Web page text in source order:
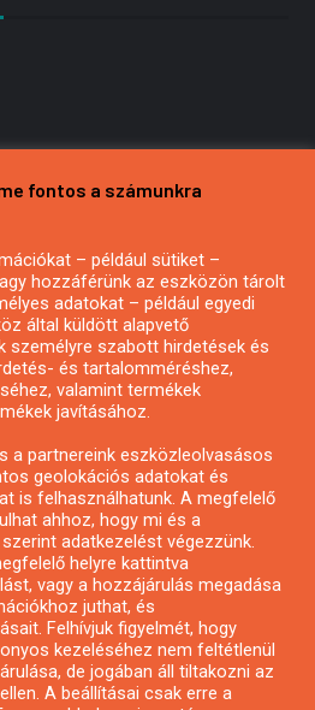
vagy hírlevél
fontos a számunkra
– például sütiket –
hozzáférünk az eszközön tárolt
adatokat – például egyedi
által küldött alapvető
személyre szabott hirdetések és
és tartalomméréshez,
valamint termékek
javításához.
a partnereink eszközleolvasásos
geolokációs adatokat és
is felhasználhatunk. A megfelelő
ahhoz, hogy mi és a
adatkezelést végezzünk.
helyre kattintva
vagy a hozzájárulás megadása
juthat, és
Felhívjuk figyelmét, hogy
kezeléséhez nem feltétlenül
de jogában áll tiltakozni az
A beállításai csak erre a